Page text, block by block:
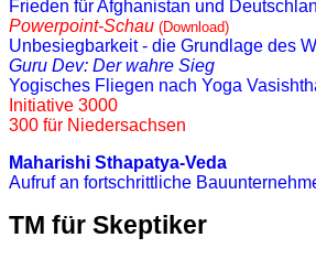
Frieden für Afghanistan und
Powerpoint-Schau (Download)
Unbesiegbarkeit - die Grundlage des
Guru Dev: Der wahre Sieg
Yogisches Fliegen nach Yoga
Initiative 3000
300 für Niedersachsen
Maharishi Sthapatya-Veda
Aufruf an fortschrittliche
TM für Skeptiker